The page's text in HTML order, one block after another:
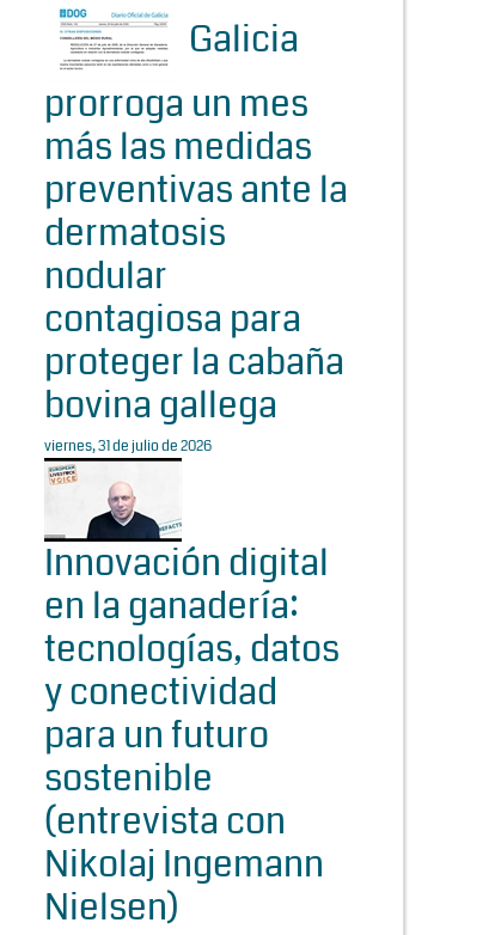
Galicia
prorroga un mes
más las medidas
preventivas ante la
dermatosis
nodular
contagiosa para
proteger la cabaña
bovina gallega
viernes, 31 de julio de 2026
Innovación digital
en la ganadería:
tecnologías, datos
y conectividad
para un futuro
sostenible
(entrevista con
Nikolaj Ingemann
Nielsen)